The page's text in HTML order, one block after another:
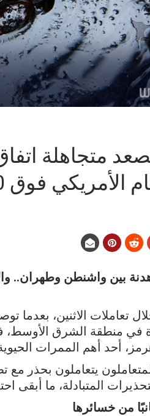
متجاهلة
فوق 70 دولاراً.
بين واشنطن وطهران..
تعاملات الاثنين، بعدما
في منطقة الشرق
أحد أهم الممرات الحيوية
يتعاملون بحذر
المتبادلة، ما أبقى
من خسائرها